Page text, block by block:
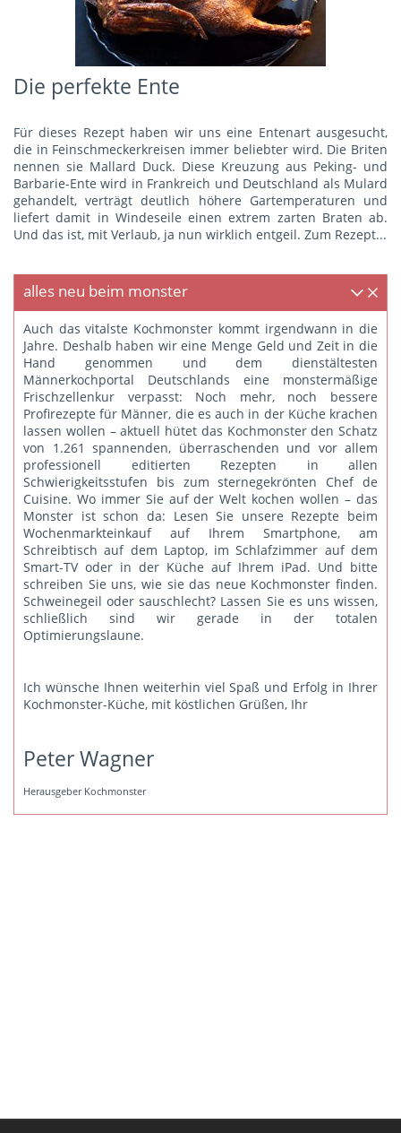
Die perfekte Ente
Für dieses Rezept haben wir uns eine Entenart ausgesucht,
die in Feinschmeckerkreisen immer beliebter wird. Die Briten
nennen sie Mallard Duck. Diese Kreuzung aus Peking- und
Barbarie-Ente wird in Frankreich und Deutschland als Mulard
gehandelt, verträgt deutlich höhere Gartemperaturen und
liefert damit in Windeseile einen extrem zarten Braten ab.
Und das ist, mit Verlaub, ja nun wirklich entgeil. Zum Rezept...
alles neu beim monster
Auch das vitalste Kochmonster kommt irgendwann in die
Jahre. Deshalb haben wir eine Menge Geld und Zeit in die
Hand genommen und dem dienstältesten
Männerkochportal Deutschlands eine monstermäßige
Frischzellenkur verpasst: Noch mehr, noch bessere
Profirezepte für Männer, die es auch in der Küche krachen
lassen wollen – aktuell hütet das Kochmonster den Schatz
von 1.261 spannenden, überraschenden und vor allem
professionell editierten Rezepten in allen
Schwierigkeitsstufen bis zum sternegekrönten Chef de
Cuisine. Wo immer Sie auf der Welt kochen wollen – das
Monster ist schon da: Lesen Sie unsere Rezepte beim
Wochenmarkteinkauf auf Ihrem Smartphone, am
Schreibtisch auf dem Laptop, im Schlafzimmer auf dem
Smart-TV oder in der Küche auf Ihrem iPad. Und bitte
schreiben Sie uns, wie sie das neue Kochmonster finden.
Schweinegeil oder sauschlecht? Lassen Sie es uns wissen,
schließlich sind wir gerade in der totalen
Optimierungslaune.
Ich wünsche Ihnen weiterhin viel Spaß und Erfolg in Ihrer
Kochmonster-Küche, mit köstlichen Grüßen, Ihr
Peter Wagner
Herausgeber Kochmonster